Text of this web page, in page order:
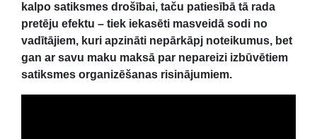
kalpo satiksmes drošībai, taču patiesībā tā rada
pretēju efektu – tiek iekasēti masveidā sodi no
vadītājiem, kuri apzināti nepārkāpj noteikumus, bet
gan ar savu maku maksā par nepareizi izbūvētiem
satiksmes organizēšanas risinājumiem.